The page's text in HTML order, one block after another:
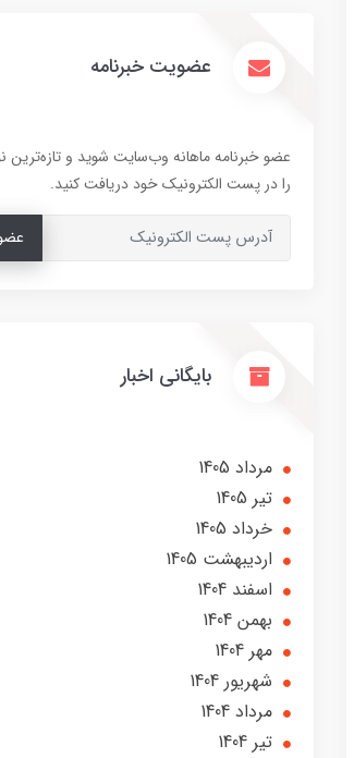
عضویت خبرنامه
عضو خبرنامه ماهانه وب‌سایت شوید و تازه‌ترین
را در پست الکترونیک خود دریافت کنید.
بایگانی اخبار
مرداد 1405
تير 1405
خرداد 1405
ارديبهشت 1405
اسفند 1404
بهمن 1404
مهر 1404
شهریور 1404
مرداد 1404
تير 1404